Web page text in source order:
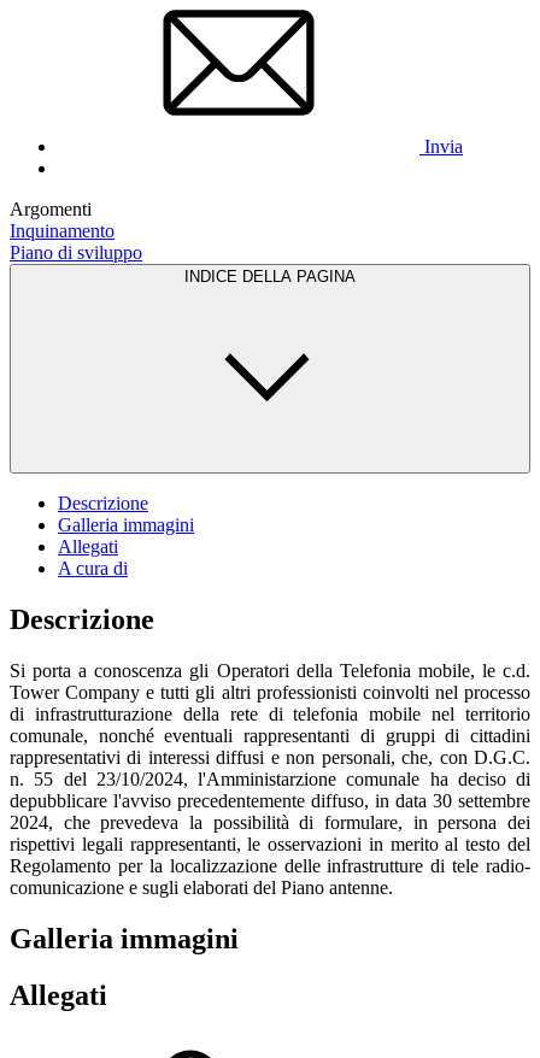
Invia
Argomenti
Inquinamento
Piano di sviluppo
INDICE DELLA PAGINA
Descrizione
Galleria immagini
Allegati
A cura di
Descrizione
Si porta a conoscenza gli Operatori della Telefonia mobile, le c.d.
Tower Company e tutti gli altri professionisti coinvolti nel processo
di infrastrutturazione della rete di telefonia mobile nel territorio
comunale, nonché eventuali rappresentanti di gruppi di cittadini
rappresentativi di interessi diffusi e non personali, che, con D.G.C.
n. 55 del 23/10/2024, l'Amministarzione comunale ha deciso di
depubblicare l'avviso precedentemente diffuso, in data 30 settembre
2024, che prevedeva la possibilità di formulare, in persona dei
rispettivi legali rappresentanti, le osservazioni in merito al testo del
Regolamento per la localizzazione delle infrastrutture di tele radio-
comunicazione e sugli elaborati del Piano antenne.
Galleria immagini
Allegati